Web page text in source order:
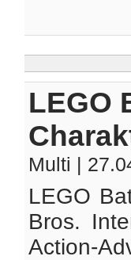
LEGO
Multi |
LEGO
Bros.
Action-